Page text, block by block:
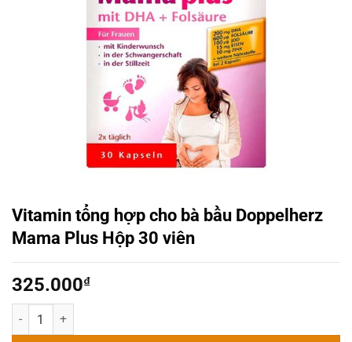
Vitamin tổng hợp cho bà bầu Doppelherz
Mama Plus Hộp 30 viên
325.000₫
Vitamin tổng hợp cho bà bầu Doppelherz Mama Plus Hộp 30 viên